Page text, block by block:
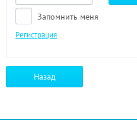
Запомнить меня
Регистрация
Назад